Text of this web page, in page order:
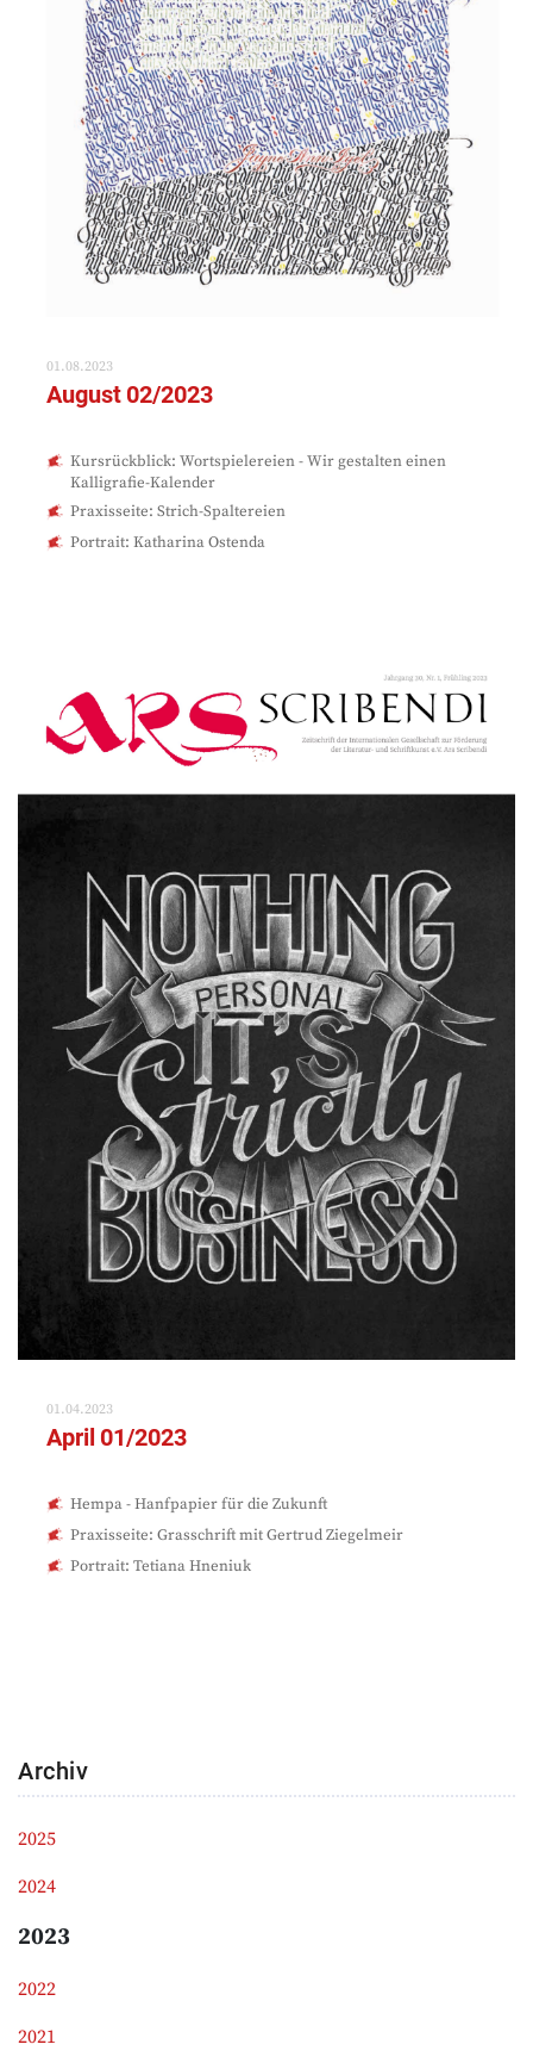
01.08.2023
August 02/2023
Kursrückblick: Wortspielereien - Wir gestalten einen
Kalligrafie-Kalender
Praxisseite: Strich-Spaltereien
Portrait: Katharina Ostenda
01.04.2023
April 01/2023
Hempa - Hanfpapier für die Zukunft
Praxisseite: Grasschrift mit Gertrud Ziegelmeir
Portrait: Tetiana Hneniuk
Archiv
2025
2024
2023
2022
2021